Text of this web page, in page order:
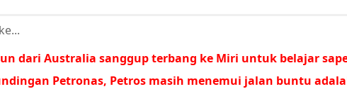
dari Australia sanggup terbang ke Miri untuk belajar
Petronas, Petros masih menemui jalan buntu